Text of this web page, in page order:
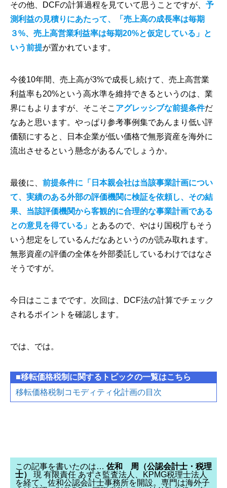
その他、DCFの計算過程を見ていて思うことですが、 予
測利益の見積りにあたって、「売上高の成長率は毎期
３%、売上高営業利益率は毎期20%と仮定している」と
いう前提が置かれています。
今後10年間、売上高が3%で成長し続けて、売上高営業
利益率も20%という高水準を維持できるというのは、業
界にもよりますが、そこそこ アグレッシブな前提条件だ
なあと思います。やっぱり参考事例集であんまり低い評
価額にすると、日本企業が低い価格で無形資産を海外に
流出させるという懸念があるんでしょうか。
最後に、 前提条件に「日本親会社は当該事業計画につい
て、実績のある外部の評価機関に検証を依頼し、その結
果、当該評価機関から客観的に合理的な事業計画である
との意見を得ている」 とあるので、やはり国税庁もそう
いう想定をしているんだなあというのが読み取れます。
無形資産の評価の全体を外部委託しているわけではなさ
そうですが。
今日はここまでです。次回は、DCF法の計算でチェック
されるポイントを確認します。
では、では。
■移転価格税制に関するトピックの一覧はこちら
移転価格税制コモディティ化計画の目次
この記事を書いたのは… 佐和 周（公認会計士・税理
士）
現 有限責任 あずさ監査法人、KPMG税理士法人
を経て、佐和公認会計士事務所を開設。専門は海外子